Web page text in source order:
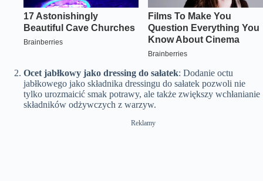
Ocet jabłkowy jako dressing do sałatek: Dodanie octu
jabłkowego jako składnika dressingu do sałatek pozwoli nie
tylko urozmaicić smak potrawy, ale także zwiększy wchłanianie
składników odżywczych z warzyw.
Reklamy